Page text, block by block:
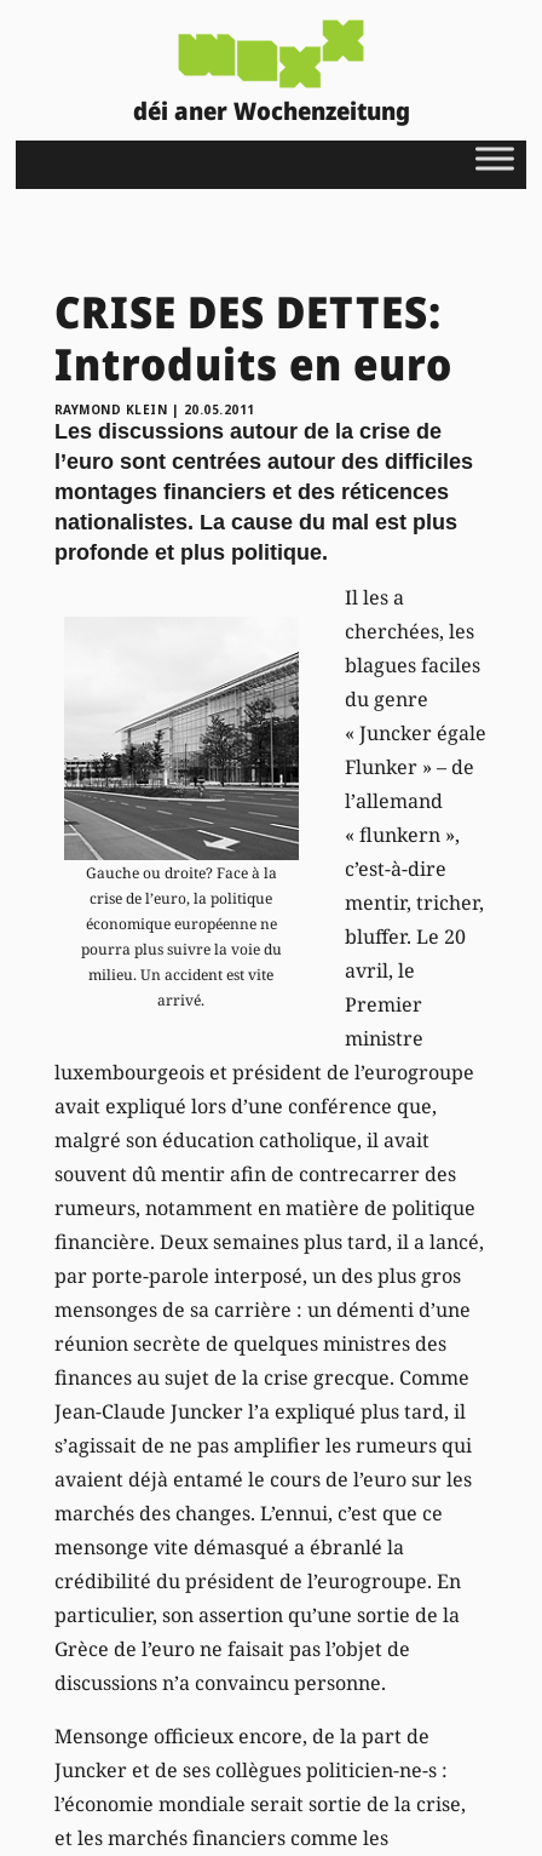
déi aner Wochenzeitung
CRISE DES DETTES:
Introduits en euro
RAYMOND KLEIN | 20.05.2011
Les discussions autour de la crise de
l’euro sont centrées autour des difficiles
montages financiers et des réticences
nationalistes. La cause du mal est plus
profonde et plus politique.
Gauche ou droite? Face à la
crise de l’euro, la politique
économique européenne ne
pourra plus suivre la voie du
milieu. Un accident est vite
arrivé.
Il les a
cherchées, les
blagues faciles
du genre
« Juncker égale
Flunker » – de
l’allemand
« flunkern »,
c’est-à-dire
mentir, tricher,
bluffer. Le 20
avril, le
Premier
ministre
luxembourgeois et président de l’eurogroupe
avait expliqué lors d’une conférence que,
malgré son éducation catholique, il avait
souvent dû mentir afin de contrecarrer des
rumeurs, notamment en matière de politique
financière. Deux semaines plus tard, il a lancé,
par porte-parole interposé, un des plus gros
mensonges de sa carrière : un démenti d’une
réunion secrète de quelques ministres des
finances au sujet de la crise grecque. Comme
Jean-Claude Juncker l’a expliqué plus tard, il
s’agissait de ne pas amplifier les rumeurs qui
avaient déjà entamé le cours de l’euro sur les
marchés des changes. L’ennui, c’est que ce
mensonge vite démasqué a ébranlé la
crédibilité du président de l’eurogroupe. En
particulier, son assertion qu’une sortie de la
Grèce de l’euro ne faisait pas l’objet de
discussions n’a convaincu personne.
Mensonge officieux encore, de la part de
Juncker et de ses collègues politicien-ne-s :
l’économie mondiale serait sortie de la crise,
et les marchés financiers comme les